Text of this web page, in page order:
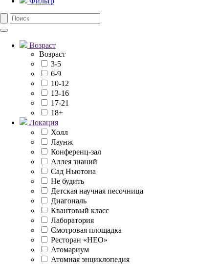
Возраст
Возраст
3-5
6-9
10-12
13-16
17-21
18+
Локация
Холл
Лаунж
Конференц-зал
Аллея знаний
Сад Ньютона
Не будить
Детская научная песочница
Диагональ
Квантовый класс
Лаборатория
Смотровая площадка
Ресторан «НЕО»
Атомариум
Атомная энциклопедия